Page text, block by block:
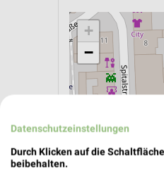
+
−
Datenschutzeinstellungen
Durch Klicken auf die
beibehalten.